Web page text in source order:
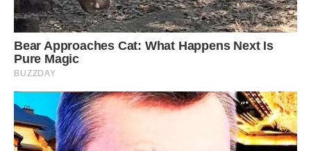
Син часто питає, чому ми більше не їздимо до нашого
лісу, де він знав кожну стежку. Чому бабуся більше не
передає йому гостинців. А я не знаю, що сказати дитині.
Як пояснити, що рідна кров може бути холоднішою за
такою легкістю його зруйнувати заради квартири в центрі
міста?
Кажуть, час лікує, але це брехня. Рана не гоїться, вона